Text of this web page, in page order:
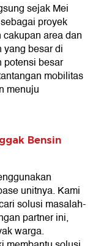
sejak Mei
proyek
area dan
besar di
potensi besar
mobilitas
menuju
Bensin
unitnya. Kami
solusi masalah-
partner ini,
warga.